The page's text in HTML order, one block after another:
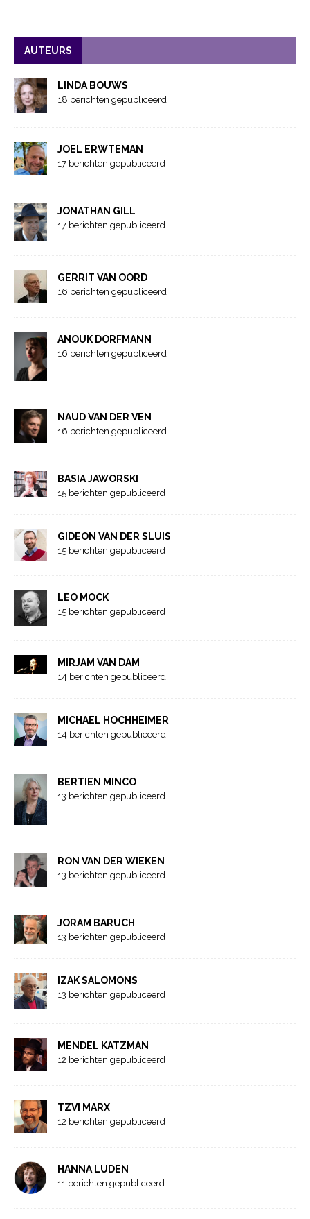
AUTEURS
LINDA BOUWS
18 berichten gepubliceerd
JOEL ERWTEMAN
17 berichten gepubliceerd
JONATHAN GILL
17 berichten gepubliceerd
GERRIT VAN OORD
16 berichten gepubliceerd
ANOUK DORFMANN
16 berichten gepubliceerd
NAUD VAN DER VEN
16 berichten gepubliceerd
BASIA JAWORSKI
15 berichten gepubliceerd
GIDEON VAN DER SLUIS
15 berichten gepubliceerd
LEO MOCK
15 berichten gepubliceerd
MIRJAM VAN DAM
14 berichten gepubliceerd
MICHAEL HOCHHEIMER
14 berichten gepubliceerd
BERTIEN MINCO
13 berichten gepubliceerd
RON VAN DER WIEKEN
13 berichten gepubliceerd
JORAM BARUCH
13 berichten gepubliceerd
IZAK SALOMONS
13 berichten gepubliceerd
MENDEL KATZMAN
12 berichten gepubliceerd
TZVI MARX
12 berichten gepubliceerd
HANNA LUDEN
11 berichten gepubliceerd